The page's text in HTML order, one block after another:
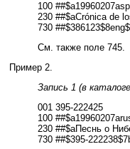
100
230 ##$aCrónica de
730
См. также поле 745.
Пример 2.
Запись 1 (в
001 395-222425
100
230 ##$aПеснь о
730 ##$395-